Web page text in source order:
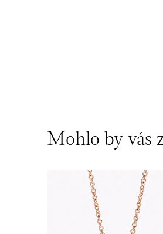
Mohlo by vás